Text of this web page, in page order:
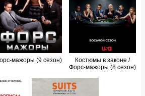
мажоры (9 сезон)
Костюмы в законе /
Форс-мажоры (8 сезон)